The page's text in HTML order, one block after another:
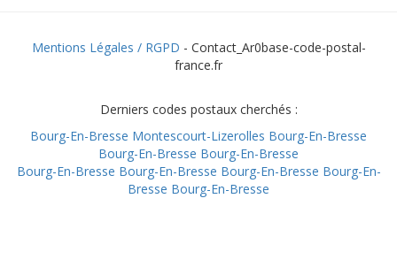
Mentions Légales / RGPD - Contact_Ar0base-code-postal-
france.fr
Derniers codes postaux cherchés :
Bourg-En-Bresse Montescourt-Lizerolles Bourg-En-Bresse
Bourg-En-Bresse Bourg-En-Bresse
Bourg-En-Bresse Bourg-En-Bresse Bourg-En-Bresse Bourg-En-
Bresse Bourg-En-Bresse